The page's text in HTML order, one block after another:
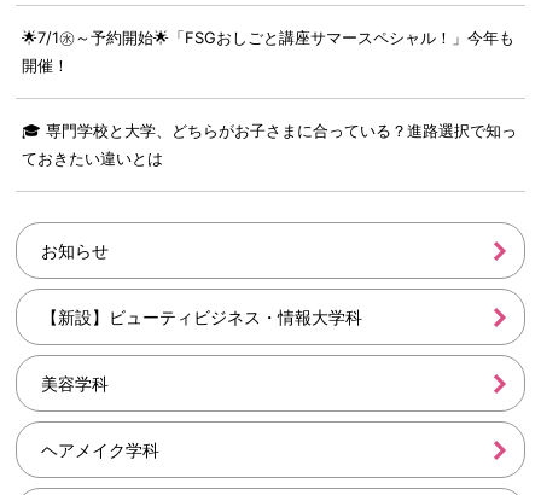
🌟7/1㊌～予約開始🌟「FSGおしごと講座サマースペシャル！」今年も
開催！
🎓 専門学校と大学、どちらがお子さまに合っている？進路選択で知っ
ておきたい違いとは
お知らせ
【新設】ビューティビジネス・情報大学科
美容学科
ヘアメイク学科